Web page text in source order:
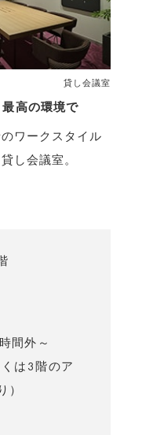
貸し会議室
高の環境で
ワークスタイル
し会議室。
間外～
は3階のア